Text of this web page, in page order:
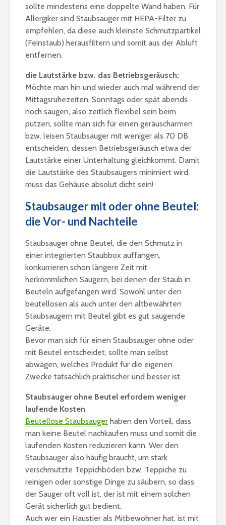
sollte mindestens eine doppelte Wand haben. Für
Allergiker sind Staubsauger mit HEPA-Filter zu
empfehlen, da diese auch kleinste Schmutzpartikel
(Feinstaub) herausfiltern und somit aus der Abluft
entfernen.
die Lautstärke bzw. das Betriebsgeräusch;
Möchte man hin und wieder auch mal während der
Mittagsruhezeiten, Sonntags oder spät abends
noch saugen, also zeitlich flexibel sein beim
putzen, sollte man sich für einen geräuscharmen
bzw. leisen Staubsauger mit weniger als 70 DB
entscheiden, dessen Betriebsgeräusch etwa der
Lautstärke einer Unterhaltung gleichkommt. Damit
die Lautstärke des Staubsaugers minimiert wird,
muss das Gehäuse absolut dicht sein!
Staubsauger mit oder ohne Beutel:
die Vor- und Nachteile
Staubsauger ohne Beutel, die den Schmutz in
einer integrierten Staubbox auffangen,
konkurrieren schon längere Zeit mit
herkömmlichen Saugern, bei denen der Staub in
Beuteln aufgefangen wird. Sowohl unter den
beutellosen als auch unter den altbewährten
Staubsaugern mit Beutel gibt es gut saugende
Geräte.
Bevor man sich für einen Staubsauger ohne oder
mit Beutel entscheidet, sollte man selbst
abwägen, welches Produkt für die eigenen
Zwecke tatsächlich praktischer und besser ist.
Staubsauger ohne Beutel erfordern weniger
laufende Kosten
Beutellose Staubsauger haben den Vorteil, dass
man keine Beutel nachkaufen muss und somit die
laufenden Kosten reduzieren kann. Wer den
Staubsauger also häufig braucht, um stark
verschmutzte Teppichböden bzw. Teppiche zu
reinigen oder sonstige Dinge zu säubern, so dass
der Sauger oft voll ist, der ist mit einem solchen
Gerät sicherlich gut bedient.
Auch wer ein Haustier als Mitbewohner hat, ist mit